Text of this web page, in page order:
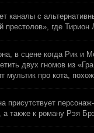
каналы с
престолов», где
в сцене когда Рик и
двух гномов из
мультик про кота,
присутствует
также к роману Рэя